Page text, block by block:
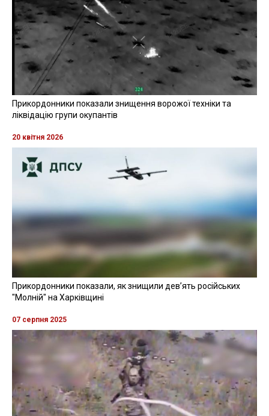
Прикордонники показали знищення ворожої техніки та
ліквідацію групи окупантів
20 квітня 2026
Прикордонники показали, як знищили девʼять російських
"Молній" на Харківщині
07 серпня 2025